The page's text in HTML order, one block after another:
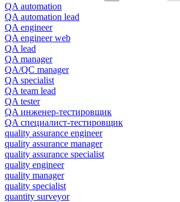
QA automation
QA automation lead
QA engineer
QA engineer web
QA lead
QA manager
QA/QC manager
QA specialist
QA team lead
QA tester
QA инженер-тестировщик
QA специалист-тестировщик
quality assurance engineer
quality assurance manager
quality assurance specialist
quality engineer
quality manager
quality specialist
quantity surveyor